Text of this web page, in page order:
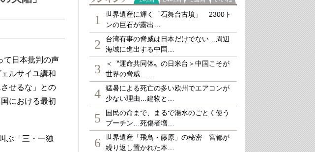
て日本批判の声
ルサイユ講和
せるな」との
における最初
ぶ「三・一独
1
世界遺産に輝く「石舞台古墳」 2300ト
ンの巨石が露出…
2
台湾有事の脅威は日本だけでない…周辺
海域に進出する中国…
3
＜〝運命共同体〟の日米台＞中国こそが
世界の脅威....…
4
猛暑による死亡の多い欧州でエアコンが
少ない理由…建物と…
5
国民の命まで、まるで湯水のごとく使う
プーチン…死傷者増…
6
世界遺産「飛鳥・藤原」の秘密 宮都が
繰り返し置かれた本…